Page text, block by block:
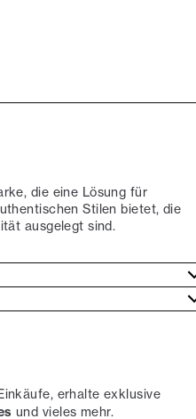
die eine Lösung für
Stilen bietet, die
ausgelegt sind.
erhalte exklusive
und vieles mehr.